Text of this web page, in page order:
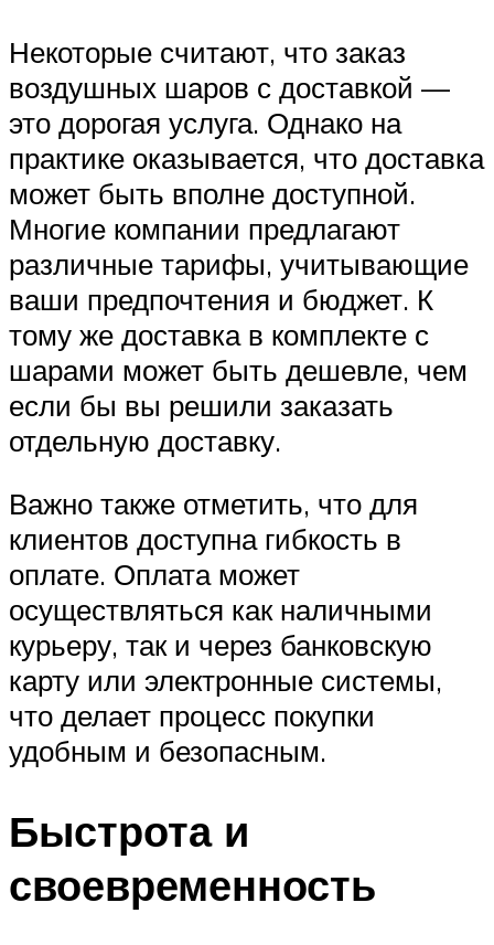
Некоторые считают, что заказ
воздушных шаров с доставкой —
это дорогая услуга. Однако на
практике оказывается, что доставка
может быть вполне доступной.
Многие компании предлагают
различные тарифы, учитывающие
ваши предпочтения и бюджет. К
тому же доставка в комплекте с
шарами может быть дешевле, чем
если бы вы решили заказать
отдельную доставку.
Важно также отметить, что для
клиентов доступна гибкость в
оплате. Оплата может
осуществляться как наличными
курьеру, так и через банковскую
карту или электронные системы,
что делает процесс покупки
удобным и безопасным.
Быстрота и
своевременность